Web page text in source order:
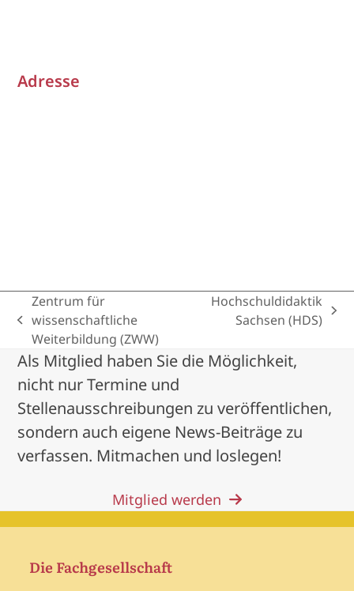
Adresse
previous
post:
Zentrum für
wissenschaftliche
Weiterbildung (ZWW)
next
Hochschuldidaktik
Sachsen (HDS)
Als Mitglied haben Sie die Möglichkeit,
nicht nur Termine und
Stellenausschreibungen zu veröffentlichen,
sondern auch eigene News-Beiträge zu
verfassen. Mitmachen und loslegen!
Mitglied werden
Die Fachgesellschaft